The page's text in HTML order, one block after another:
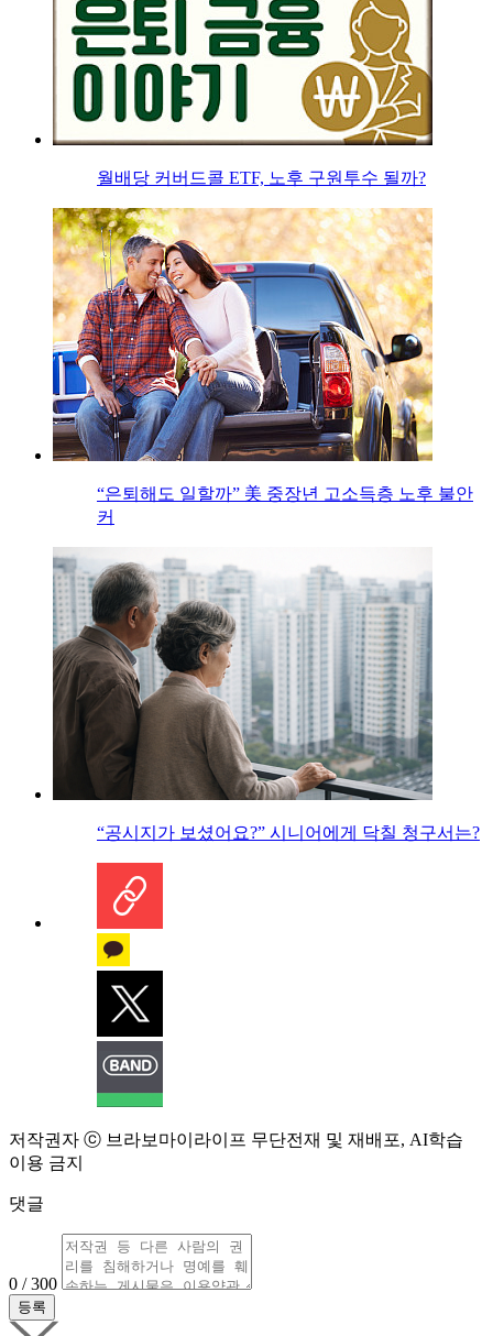
월배당 커버드콜 ETF, 노후 구원투수 될까?
“은퇴해도 일할까” 美 중장년 고소득층 노후 불안
커
“공시지가 보셨어요?” 시니어에게 닥칠 청구서는?
저작권자 ⓒ 브라보마이라이프 무단전재 및 재배포, AI학습
이용 금지
댓글
0 / 300